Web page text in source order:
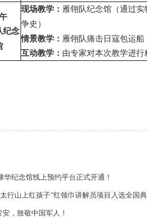
纪念
现场教学： 雁翎队纪念馆（通过
争史）
情景教学 ： 雁翎队痛击日寇包运船
互动教学： 由专家对本次教学进行
华纪念馆线上预约平台正式开通！
行山上红孩子”红领巾讲解员项目入选全国典
，致敬中国军人！